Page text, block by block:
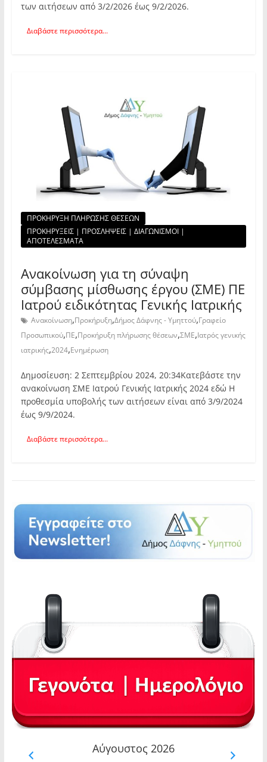
των αιτήσεων από 3/2/2026 έως 9/2/2026.
Διαβάστε περισσότερα...
ΠΡΟΚΗΡΥΞΗ ΠΛΗΡΩΣΗΣ ΘΕΣΕΩΝ
ΠΡΟΚΗΡΥΞΕΙΣ | ΠΡΟΣΛΗΨΕΙΣ | ΔΙΑΓΩΝΙΣΜΟΙ |
ΑΠΟΤΕΛΕΣΜΑΤΑ
Ανακοίνωση για τη σύναψη
σύμβασης μίσθωσης έργου (ΣΜΕ) ΠΕ
Ιατρού ειδικότητας Γενικής Ιατρικής
Ανακοίνωση,Προκήρυξη,Δήμος Δάφνης - Υμηττού,Γραφείο
Προσωπικού,ΠΕ,Προκήρυξη πλήρωσης θέσεων,ΣΜΕ,Ιατρός γενικής
ιατρικής,2024,Ενημέρωση
Δημοσίευση: 2 Σεπτεμβρίου 2024, 20:34Κατεβάστε την
ανακοίνωση ΣΜΕ Ιατρού Γενικής Ιατρικής 2024 εδώ Η
προθεσμία υποβολής των αιτήσεων είναι από 3/9/2024
έως 9/9/2024.
Διαβάστε περισσότερα...
Αύγουστος 2026